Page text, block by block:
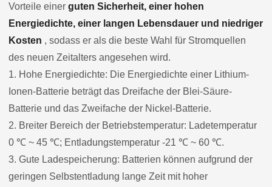
Vorteile einer guten Sicherheit, einer hohen
Energiedichte, einer langen Lebensdauer und niedriger
Kosten , sodass er als die beste Wahl für Stromquellen
des neuen Zeitalters angesehen wird.
1. Hohe Energiedichte: Die Energiedichte einer Lithium-
Ionen-Batterie beträgt das Dreifache der Blei-Säure-
Batterie und das Zweifache der Nickel-Batterie.
2. Breiter Bereich der Betriebstemperatur: Ladetemperatur
0 ℃ ~ 45 ℃; Entladungstemperatur -21 ℃ ~ 60 ℃.
3. Gute Ladespeicherung: Batterien können aufgrund der
geringen Selbstentladung lange Zeit mit hoher